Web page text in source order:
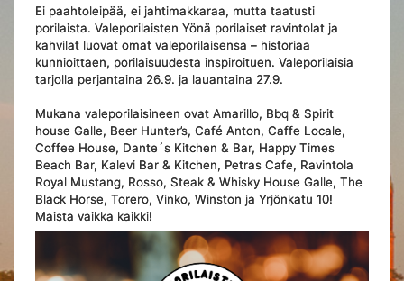
Ei paahtoleipää, ei jahtimakkaraa, mutta taatusti
porilaista. Valeporilaisten Yönä porilaiset ravintolat ja
kahvilat luovat omat valeporilaisensa – historiaa
kunnioittaen, porilaisuudesta inspiroituen. Valeporilaisia
tarjolla perjantaina 26.9. ja lauantaina 27.9.
Mukana valeporilaisineen ovat Amarillo, Bbq & Spirit
house Galle, Beer Hunter’s, Café Anton, Caffe Locale,
Coffee House, Dante´s Kitchen & Bar, Happy Times
Beach Bar, Kalevi Bar & Kitchen, Petras Cafe, Ravintola
Royal Mustang, Rosso, Steak & Whisky House Galle, The
Black Horse, Torero, Vinko, Winston ja Yrjönkatu 10!
Maista vaikka kaikki!